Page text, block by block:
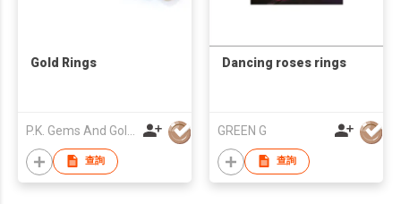
Gold Rings
查詢
Dancing roses rings
GREEN G
查詢